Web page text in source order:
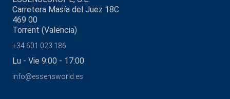
Carretera Masía del Juez 18C
469 00
Torrent (Valencia)
+34 601 023 186
Lu - Vie 9:00 - 17:00
info@essensworld.es